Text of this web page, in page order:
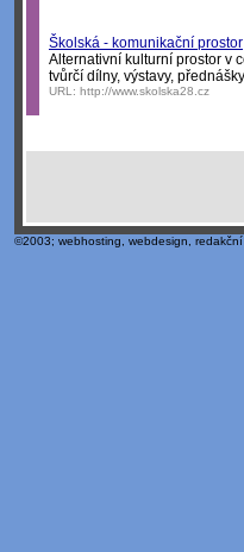
Školská - komunikační prostor
Alternativní kulturní prostor v
tvůrčí dílny, výstavy,
URL: http://www.skolska28.cz
©2003; webhosting webdesign